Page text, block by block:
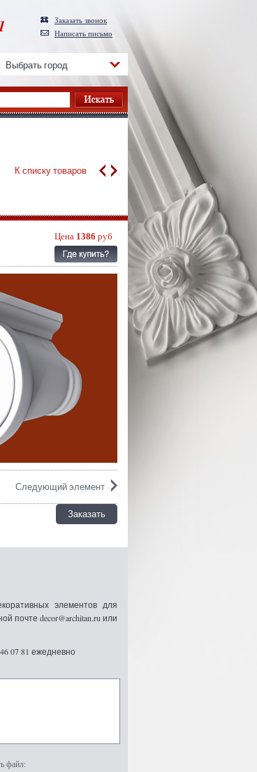
Заказать звонок
Написать письмо
Выбрать город
К списку товаров
Цена 1386 руб
Следующий элемент
Заказать
элементов для
decor@architan.ru или
07 81 ежедневно
файл: